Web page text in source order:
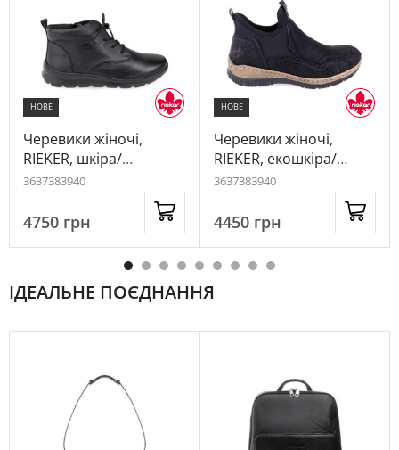
НОВЕ
Черевики жіночі,
RIEKER, шкіра/
екошкіра, колір
3637383940
4750 грн
НОВЕ
Черевики жіночі,
RIEKER, екошкіра/
текстиль, колір
3637383940
4450 грн
ІДЕАЛЬНЕ ПОЄДНАННЯ